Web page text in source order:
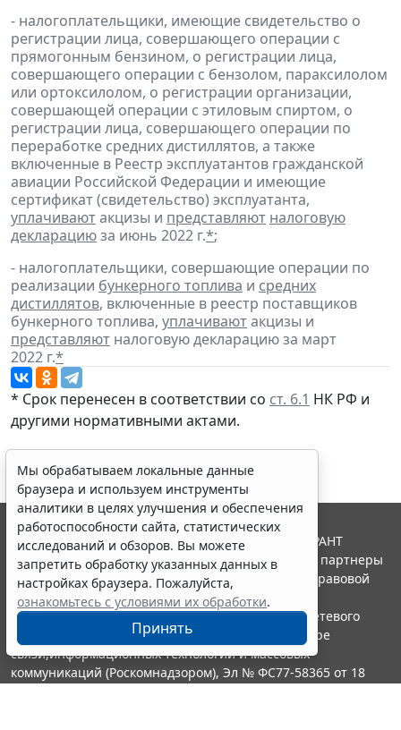
- налогоплательщики, имеющие свидетельство о
регистрации лица, совершающего операции с
прямогонным бензином, о регистрации лица,
совершающего операции с бензолом, параксилолом
или ортоксилолом, о регистрации организации,
совершающей операции с этиловым спиртом, о
регистрации лица, совершающего операции по
переработке средних дистиллятов, а также
включенные в Реестр эксплуатантов гражданской
авиации Российской Федерации и имеющие
сертификат (свидетельство) эксплуатанта,
уплачиваютакцизы и представляют налоговую
декларациюза июнь 2022 г.*;
- налогоплательщики, совершающие операции по
реализации бункерного топлива и средних
дистиллятов, включенные в реестр поставщиков
бункерного топлива, уплачиваютакцизы и
представляют налоговую декларацию за март
2022 г.*
* Срок перенесен в соответствии со ст. 6.1 НК РФ и
другими нормативными актами.
Мы обрабатываем локальные данные
браузера и используем инструменты
аналитики в целях улучшения и обеспечения
работоспособности сайта, статистических
исследований и обзоров. Вы можете
запретить обработку указанных данных в
настройках браузера. Пожалуйста,
ознакомьтесь с условиями их обработки.
Принять
© ООО "НПП "ГАРАНТ-СЕРВИС", 2026. Система ГАРАНТ
выпускается с 1990 года. Компания "Гарант" и ее партнеры
являются участниками Российской ассоциации правовой
информации ГАРАНТ.
Портал ГАРАНТ.РУ зарегистрирован в качестве сетевого
издания Федеральной службой по надзору в сфере
связи,информационных технологий и массовых
коммуникаций (Роскомнадзором), Эл № ФС77-58365 от 18